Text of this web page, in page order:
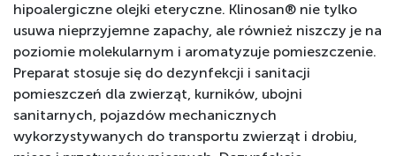
hipoalergiczne olejki eteryczne. Klinosan® nie tylko
usuwa nieprzyjemne zapachy, ale również niszczy je na
poziomie molekularnym i aromatyzuje pomieszczenie.
Preparat stosuje się do dezynfekcji i sanitacji
pomieszczeń dla zwierząt, kurników, ubojni
sanitarnych, pojazdów mechanicznych
wykorzystywanych do transportu zwierząt i drobiu,